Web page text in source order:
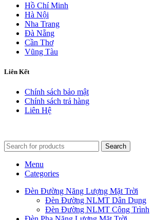
Hồ Chí Minh
Hà Nội
Nha Trang
Đà Nẵng
Cần Thơ
Vũng Tàu
Liên Kết
Chính sách bảo mật
Chính sách trả hàng
Liên Hệ
Search
Menu
Categories
Đèn Đường Năng Lượng Mặt Trời
Đèn Đường NLMT Dân Dụng
Đèn Đường NLMT Công Trình